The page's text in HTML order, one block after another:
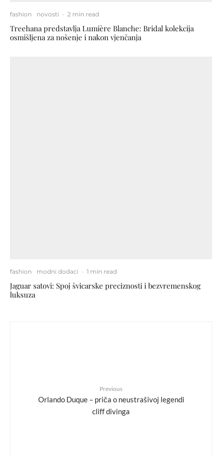
fashion novosti · 2 min read
Treehana predstavlja Lumière Blanche: Bridal kolekcija
osmišljena za nošenje i nakon vjenčanja
fashion modni dodaci · 1 min read
Jaguar satovi: Spoj švicarske preciznosti i bezvremenskog
luksuza
Previous
Orlando Duque – priča o neustrašivoj legendi
cliff divinga